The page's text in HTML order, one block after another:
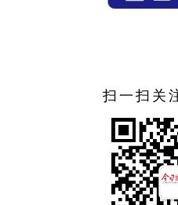
设诚信社会、人人有责。前
昂的热情去传播诚信理念，以
爱护自己的信誉，信守自己的
动和影响身边的每一个人，以
人人重信用、人人讲信用的良
此次宣传活动共计发放宣
扫一扫关